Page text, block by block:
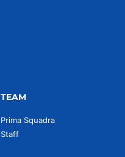
TEAM
Prima Squadra
Staff